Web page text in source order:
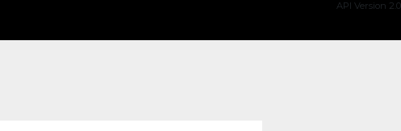
API Version 2.0